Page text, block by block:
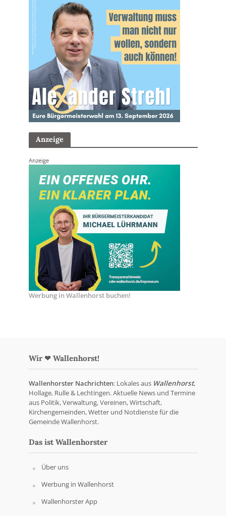
Anzeige
Anzeige
Werbung in Wallenhorst buchen!
Wir ❤ Wallenhorst!
Wallenhorster Nachrichten: Lokales aus Wallenhorst,
Hollage, Rulle & Lechtingen. Aktuelle News und Termine
aus Politik, Verwaltung, Vereinen, Wirtschaft,
Kirchengemeinden, Wetter und Notdienste für die
Gemeinde Wallenhorst.
Das ist Wallenhorster
Über uns
Werbung in Wallenhorst
Wallenhorster App